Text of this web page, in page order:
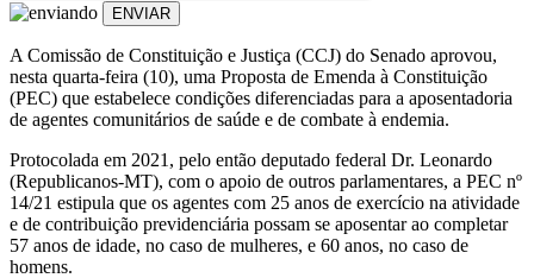
ENVIAR
A Comissão de Constituição e Justiça (CCJ) do Senado aprovou,
nesta quarta-feira (10), uma Proposta de Emenda à Constituição
(PEC) que estabelece condições diferenciadas para a aposentadoria
de agentes comunitários de saúde e de combate à endemia.
Protocolada em 2021, pelo então deputado federal Dr. Leonardo
(Republicanos-MT), com o apoio de outros parlamentares, a PEC nº
14/21 estipula que os agentes com 25 anos de exercício na atividade
e de contribuição previdenciária possam se aposentar ao completar
57 anos de idade, no caso de mulheres, e 60 anos, no caso de
homens.